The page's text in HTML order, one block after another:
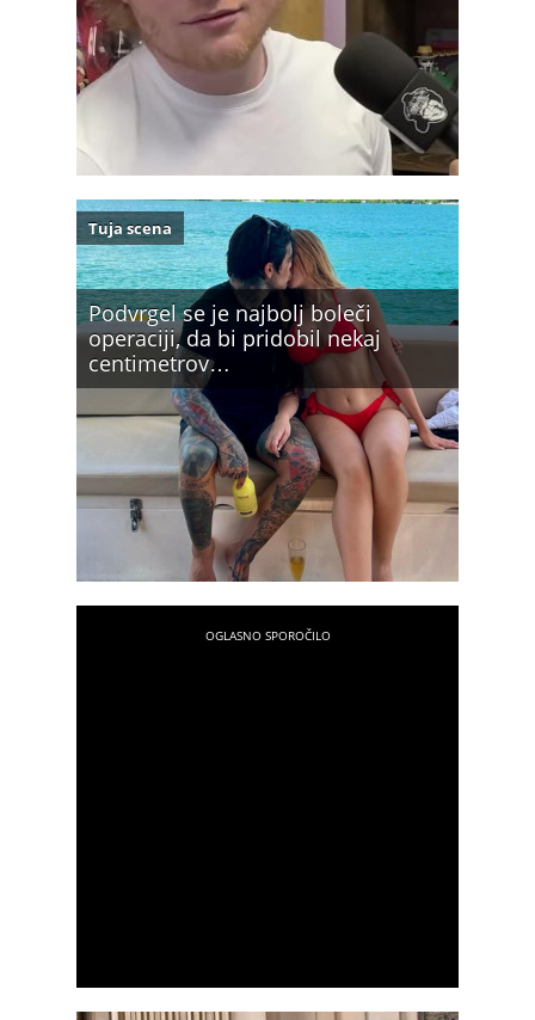
Podvrgel se je najbolj boleči
operaciji, da bi pridobil nekaj
centimetrov…
Tuja scena